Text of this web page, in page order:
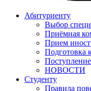
Абитуриенту
Выбор
Приёмная
Прием
Подготовка
НОВОСТИ
Студенту
Правила